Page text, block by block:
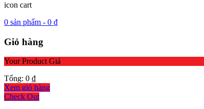
icon cart
0 sản phẩm - 0 ₫
Giỏ hàng
Your Product Giá
Tổng: 0 ₫
Xem giỏ hàng
Check Out